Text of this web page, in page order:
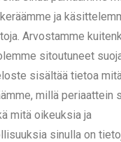
ja
Arvostamme
sitoutuneet
sisältää tietoa
millä periaattein
mitä oikeuksia ja
sinulla on